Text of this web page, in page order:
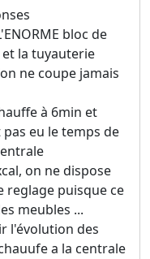
bloc de
la tuyauterie
ne coupe jamais
à 6min et
eu le temps de
on ne dispose
reglage puisque ce
meubles ...
l'évolution des
a la centrale